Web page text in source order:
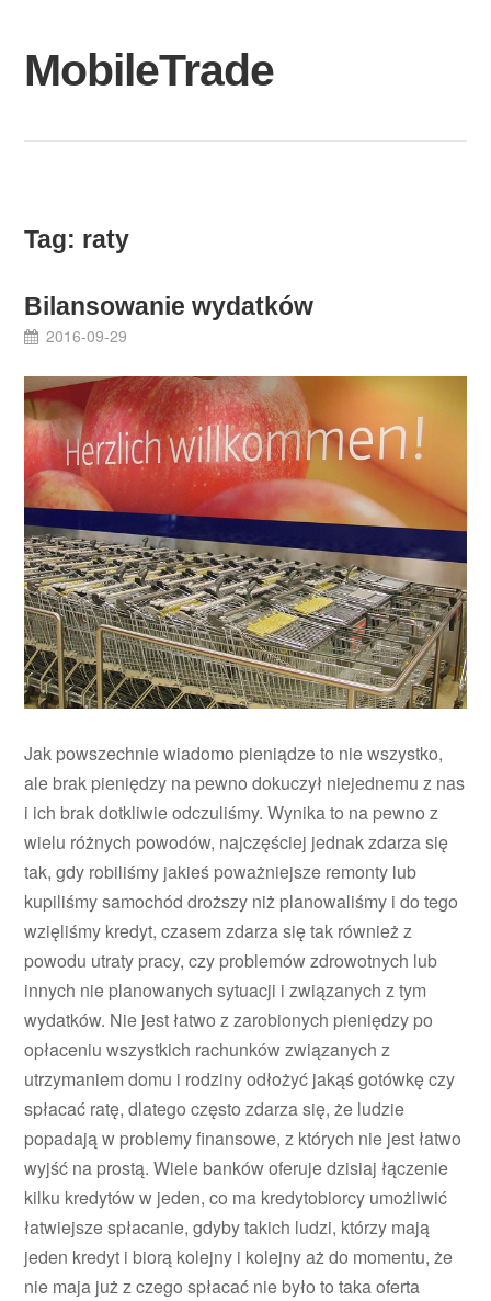
content
MobileTrade
Tag: raty
Bilansowanie wydatków
2016-09-29
Jak powszechnie wiadomo pieniądze to nie wszystko,
ale brak pieniędzy na pewno dokuczył niejednemu z nas
i ich brak dotkliwie odczuliśmy. Wynika to na pewno z
wielu różnych powodów, najczęściej jednak zdarza się
tak, gdy robiliśmy jakieś poważniejsze remonty lub
kupiliśmy samochód droższy niż planowaliśmy i do tego
wzięliśmy kredyt, czasem zdarza się tak również z
powodu utraty pracy, czy problemów zdrowotnych lub
innych nie planowanych sytuacji i związanych z tym
wydatków. Nie jest łatwo z zarobionych pieniędzy po
opłaceniu wszystkich rachunków związanych z
utrzymaniem domu i rodziny odłożyć jakąś gotówkę czy
spłacać ratę, dlatego często zdarza się, że ludzie
popadają w problemy finansowe, z których nie jest łatwo
wyjść na prostą. Wiele banków oferuje dzisiaj łączenie
kilku kredytów w jeden, co ma kredytobiorcy umożliwić
łatwiejsze spłacanie, gdyby takich ludzi, którzy mają
jeden kredyt i biorą kolejny i kolejny aż do momentu, że
nie maja już z czego spłacać nie było to taka oferta